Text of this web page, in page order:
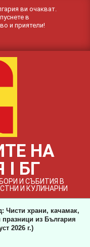
ви очакват.
в
и приятели!
НА
I БГ
И СЪБИТИЯ В
И КУЛИНАРНИ
Чисти храни, качамак,
из България
2026 г.)